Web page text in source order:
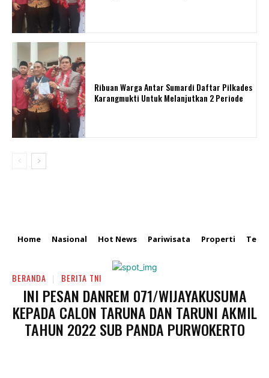
Ribuan Warga Antar Sumardi Daftar Pilkades
Karangmukti Untuk Melanjutkan 2 Periode